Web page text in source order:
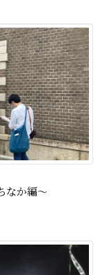
なか編～